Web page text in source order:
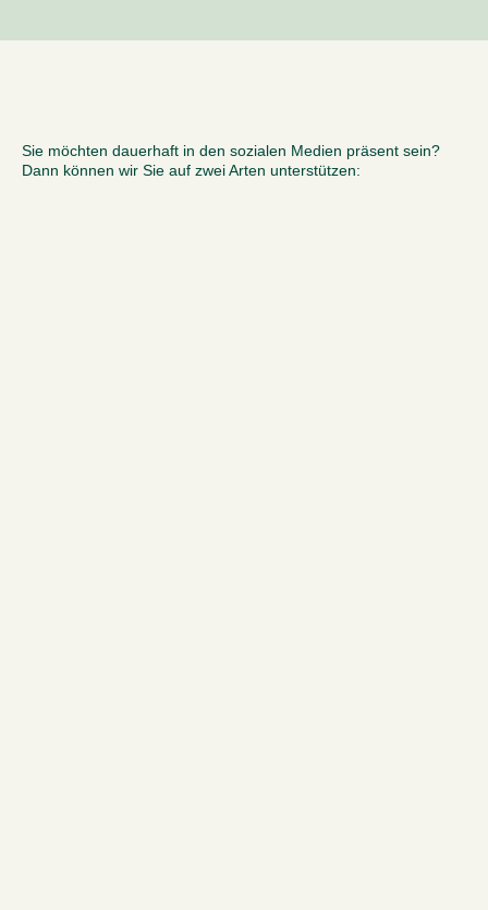
Sie möchten dauerhaft in den sozialen Medien präsent sein?
Dann können wir Sie auf zwei Arten unterstützen: